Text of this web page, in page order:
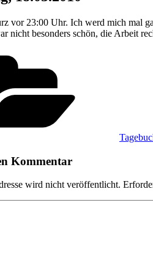
vor 23:00 Uhr. Ich werd mich mal
nicht besonders schön, die Arbeit
Kommentar
wird nicht veröffentlicht.